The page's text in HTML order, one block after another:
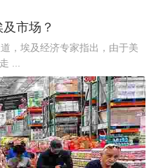
市场？
，埃及经济专家指出，由于美
...